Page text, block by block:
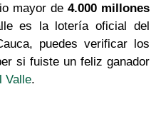
mayor de 4.000 millones
es la lotería oficial del
puedes verificar los
si fuiste un feliz ganador
Valle.